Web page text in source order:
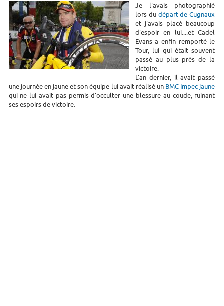
Je l'avais photographié
lors du départ de Cugnaux
et j'avais placé beaucoup
d'espoir en lui....et Cadel
Evans a enfin remporté le
Tour, lui qui était souvent
passé au plus près de la
victoire.
L'an dernier, il avait passé
une journée en jaune et son équipe lui avait réalisé un BMC Impec jaune
qui ne lui avait pas permis d'occulter une blessure au coude, ruinant
ses espoirs de victoire.